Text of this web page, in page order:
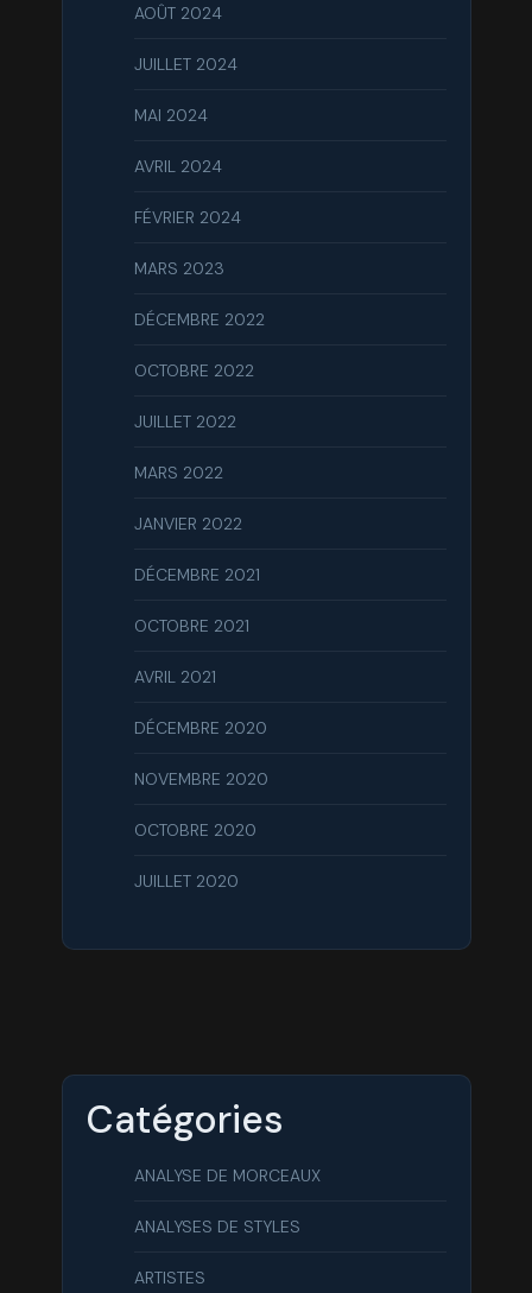
AOÛT 2024
JUILLET 2024
MAI 2024
AVRIL 2024
FÉVRIER 2024
MARS 2023
DÉCEMBRE 2022
OCTOBRE 2022
JUILLET 2022
MARS 2022
JANVIER 2022
DÉCEMBRE 2021
OCTOBRE 2021
AVRIL 2021
DÉCEMBRE 2020
NOVEMBRE 2020
OCTOBRE 2020
JUILLET 2020
Catégories
ANALYSE DE MORCEAUX
ANALYSES DE STYLES
ARTISTES